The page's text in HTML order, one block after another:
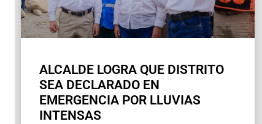
ALCALDE LOGRA QUE DISTRITO
SEA DECLARADO EN
EMERGENCIA POR LLUVIAS
INTENSAS